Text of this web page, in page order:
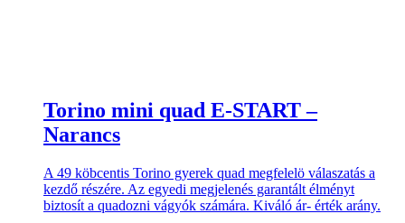
Torino mini quad E-START –
Narancs
A 49 köbcentis Torino gyerek quad megfelelö válaszatás a
kezdő részére. Az egyedi megjelenés garantált élményt
biztosít a quadozni vágyók számára. Kiváló ár- érték arány.